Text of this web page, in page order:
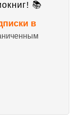
📚
в